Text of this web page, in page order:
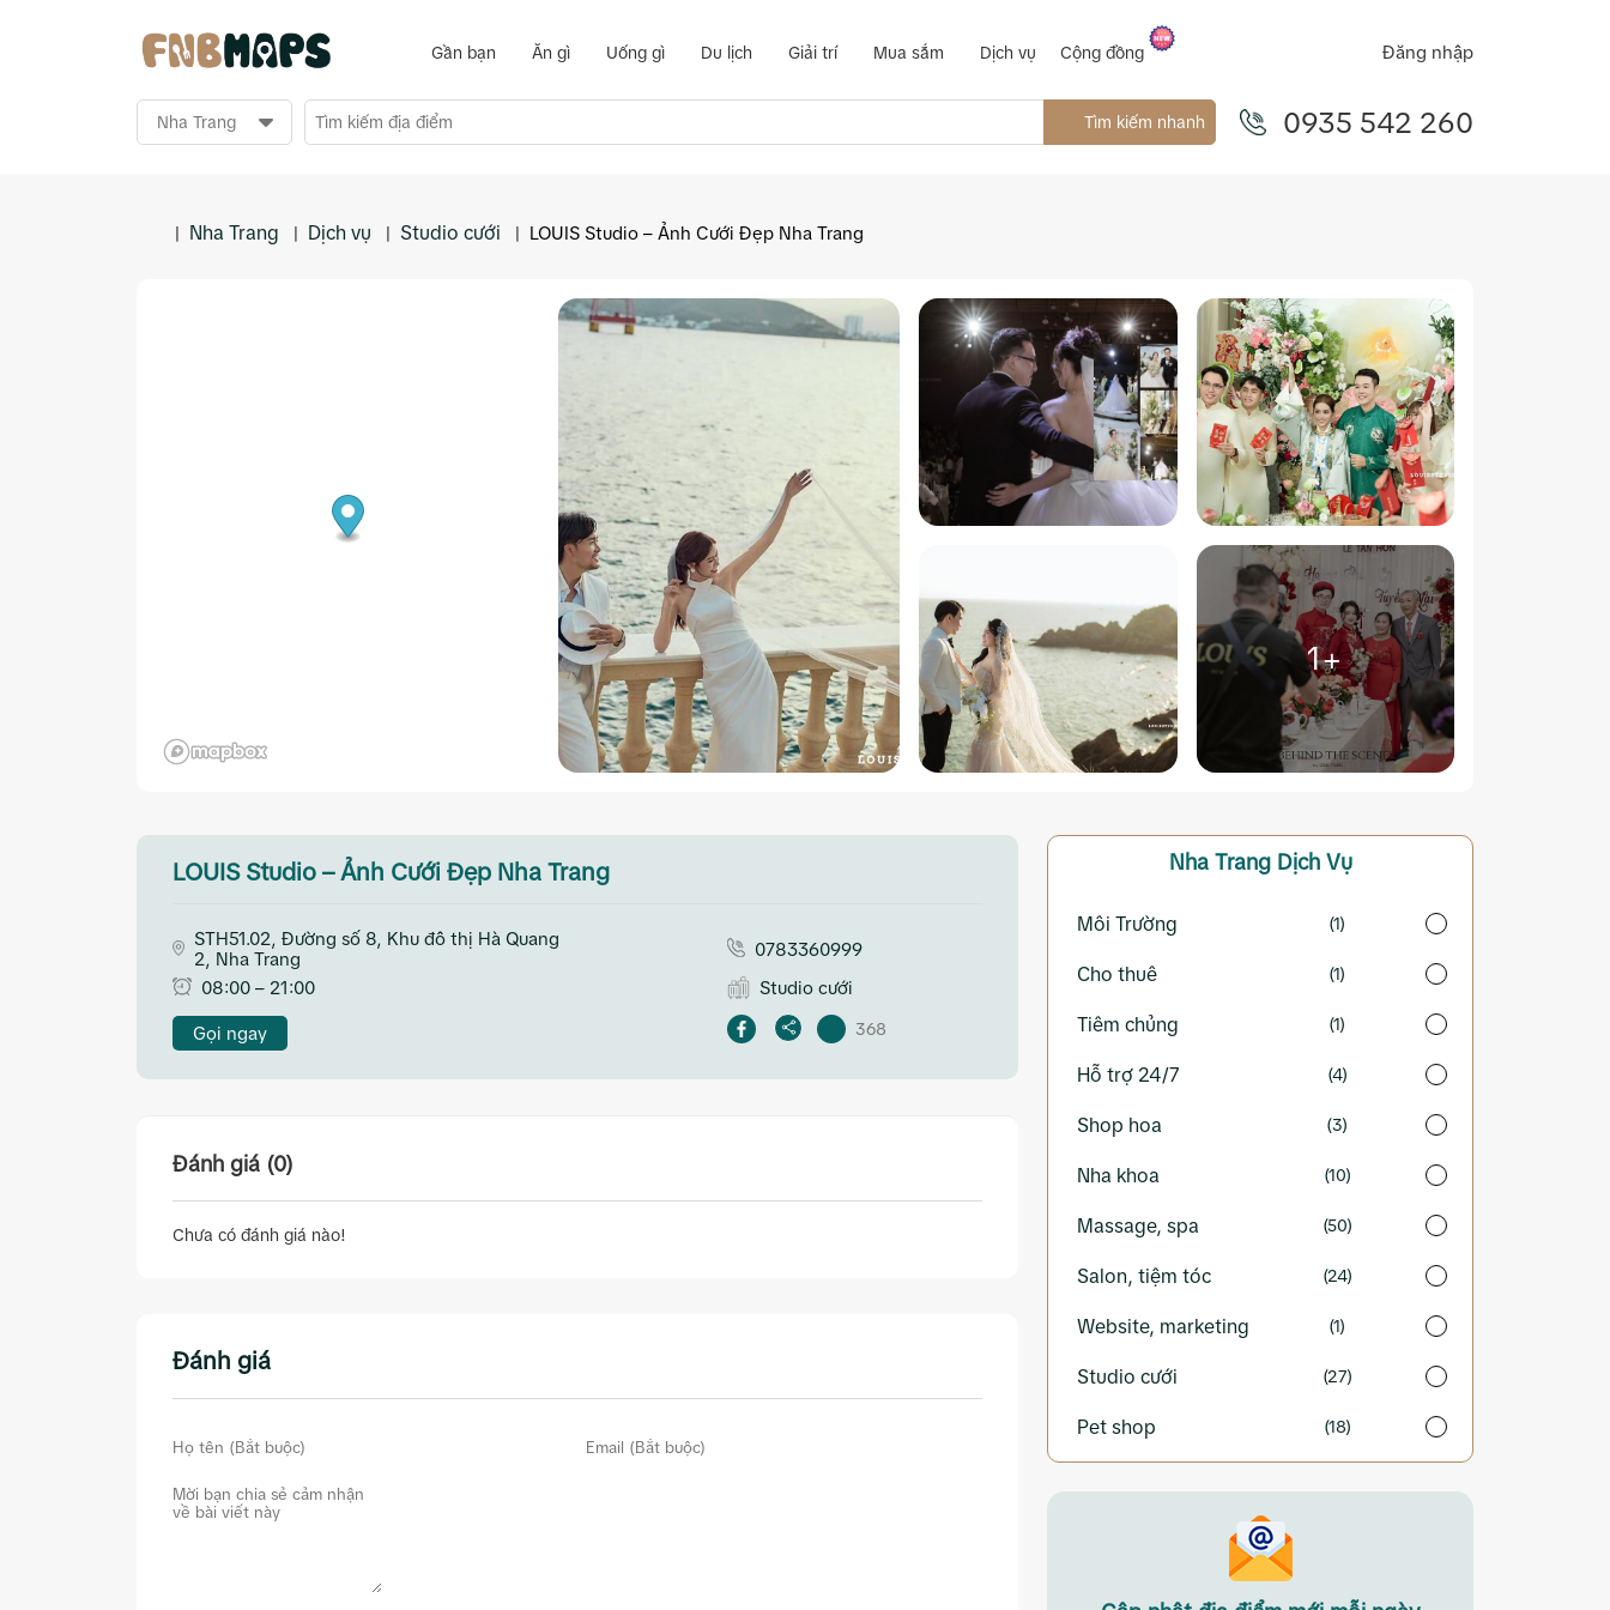
Gần bạn Ăn gì Uống gì Du lịch Giải trí Mua sắm Dịch vụ Cộng đồng Đăng nhập
Tìm kiếm nhanh 0935 542 260
| Nha Trang | Dịch vụ | Studio cưới | LOUIS Studio – Ảnh Cưới Đẹp Nha Trang
1+
LOUIS Studio – Ảnh Cưới Đẹp Nha Trang
STH51.02, Đường số 8, Khu đô thị Hà Quang
2, Nha Trang
0783360999
08:00 – 21:00
Studio cưới
Gọi ngay 368
Đánh giá (0)
Chưa có đánh giá nào!
Đánh giá
Nha Trang Dịch Vụ
Môi Trường (1)
Cho thuê (1)
Tiêm chủng (1)
Hỗ trợ 24/7 (4)
Shop hoa (3)
Nha khoa (10)
Massage, spa (50)
Salon, tiệm tóc (24)
Website, marketing (1)
Studio cưới (27)
Pet shop (18)